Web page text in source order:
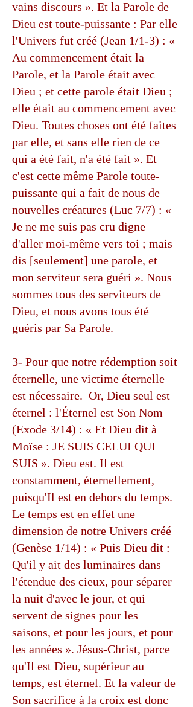
vains discours ». Et la Parole de
Dieu est toute-puissante : Par elle
l'Univers fut créé (Jean 1/1-3) : «
Au commencement était la
Parole, et la Parole était avec
Dieu ; et cette parole était Dieu ;
elle était au commencement avec
Dieu. Toutes choses ont été faites
par elle, et sans elle rien de ce
qui a été fait, n'a été fait ». Et
c'est cette même Parole toute-
puissante qui a fait de nous de
nouvelles créatures (Luc 7/7) : «
Je ne me suis pas cru digne
d'aller moi-même vers toi ; mais
dis [seulement] une parole, et
mon serviteur sera guéri ». Nous
sommes tous des serviteurs de
Dieu, et nous avons tous été
guéris par Sa Parole.
3- Pour que notre rédemption soit
éternelle, une victime éternelle
est nécessaire. Or, Dieu seul est
éternel : l'Éternel est Son Nom
(Exode 3/14) : « Et Dieu dit à
Moïse : JE SUIS CELUI QUI
SUIS ». Dieu est. Il est
constamment, éternellement,
puisqu'Il est en dehors du temps.
Le temps est en effet une
dimension de notre Univers créé
(Genèse 1/14) : « Puis Dieu dit :
Qu'il y ait des luminaires dans
l'étendue des cieux, pour séparer
la nuit d'avec le jour, et qui
servent de signes pour les
saisons, et pour les jours, et pour
les années ». Jésus-Christ, parce
qu'Il est Dieu, supérieur au
temps, est éternel. Et la valeur de
Son sacrifice à la croix est donc